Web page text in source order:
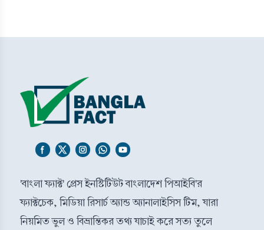
'বাংলা ফ্যাক্ট' প্রেস ইনস্টিটিউট বাংলাদেশ পিআইবি'র
ফ্যাক্টচেক, মিডিয়া রিসার্চ অ্যান্ড অ্যানালাইসিস টিম, যারা
নিয়মিত ভুল ও বিভ্রান্তিকর তথ্য যাচাই করে সত্য তুলে